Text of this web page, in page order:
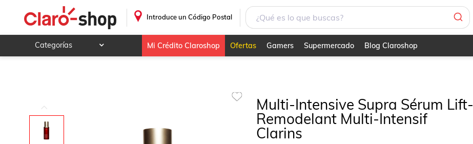
Introduce un Código Postal
Categorías
Deportes y ocio
Animales y mascotas
Mi Crédito Claroshop Ofertas Gamers Supermercado Blog Claroshop
Multi-Intensive Supra Sérum Lift-
Remodelant Multi-Intensif
Clarins
Multi-Intensive Supra Sérum Lift-Remodelant Multi-Intensif Clarins